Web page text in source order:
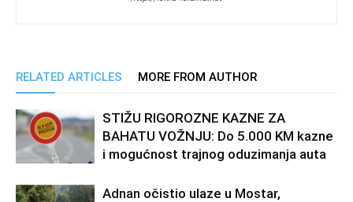
RELATED ARTICLES MORE FROM AUTHOR
STIŽU RIGOROZNE KAZNE ZA
BAHATU VOŽNJU: Do 5.000 KM kazne
i mogućnost trajnog oduzimanja auta
Adnan očistio ulaze u Mostar,